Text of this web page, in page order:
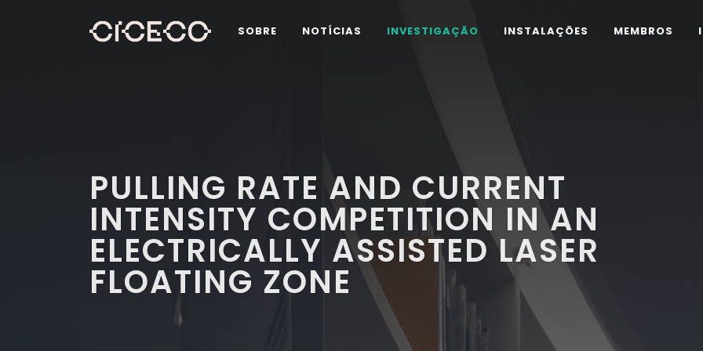
SOBRE NOTÍCIAS INVESTIGAÇÃO INSTALAÇÕES MEMBROS
PULLING RATE AND CURRENT
INTENSITY COMPETITION IN AN
ELECTRICALLY ASSISTED LASER
FLOATING ZONE